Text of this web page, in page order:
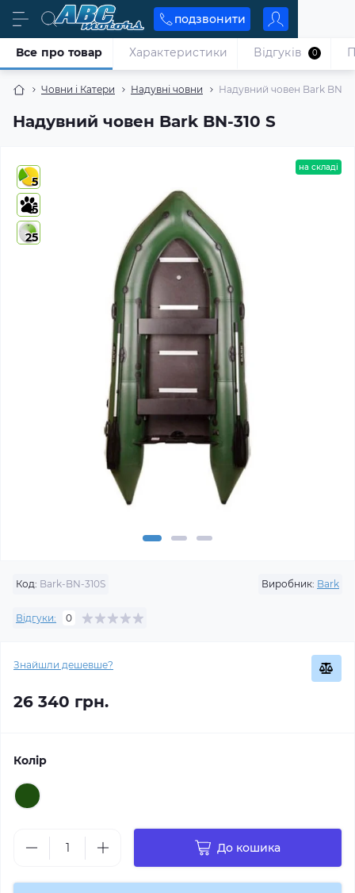
подзвонити
Човни і Катери Надувні човни Надувний човен Bark BN-
Надувний човен Bark BN-310 S
Все про товар Характеристики Відгуків 0
5
5
25
на складі
Код: Bark-BN-310S Виробник: Bark
Відгуки: 0
Знайшли дешевше?
26 340 грн.
Колір
До кошика